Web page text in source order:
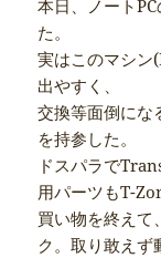
本日、ノート
た。
実はこのマシン
出やすく、
交換等面倒にな
を持参した。
ドスパラで
用パーツもT-
買い物を終えて
ク。取り敢えず